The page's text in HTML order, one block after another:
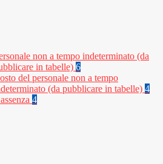
non a tempo indeterminato (da
in tabelle) 6
del personale non a tempo
(da pubblicare in tabelle) 4
4